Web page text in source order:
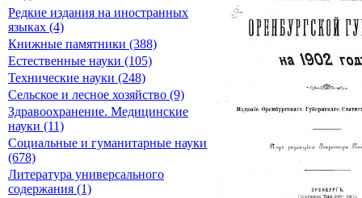
Редкие издания на иностранных
языках (4)
Книжные памятники (388)
Естественные науки (105)
Технические науки (248)
Сельское и лесное хозяйство (9)
Здравоохранение. Медицинские
науки (11)
Социальные и гуманитарные науки
(678)
Литература универсального
содержания (1)